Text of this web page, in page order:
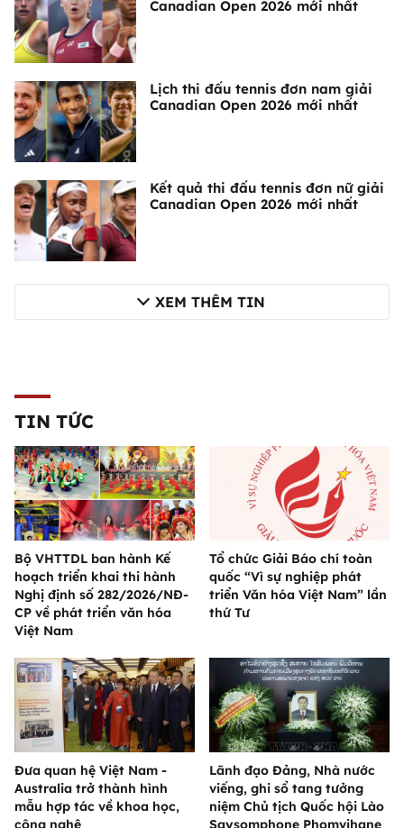
Canadian Open 2026 mới nhất
Lịch thi đấu tennis đơn nam giải
Canadian Open 2026 mới nhất
Kết quả thi đấu tennis đơn nữ giải
Canadian Open 2026 mới nhất
XEM THÊM TIN
TIN TỨC
Bộ VHTTDL ban hành Kế
hoạch triển khai thi hành
Nghị định số 282/2026/NĐ-
CP về phát triển văn hóa
Việt Nam
Tổ chức Giải Báo chí toàn
quốc “Vì sự nghiệp phát
triển Văn hóa Việt Nam” lần
thứ Tư
Đưa quan hệ Việt Nam -
Australia trở thành hình
mẫu hợp tác về khoa học,
công nghệ
Lãnh đạo Đảng, Nhà nước
viếng, ghi sổ tang tưởng
niệm Chủ tịch Quốc hội Lào
Saysomphone Phomvihane